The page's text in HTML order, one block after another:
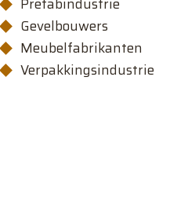
Gevelbouwers
Meubelfabrikanten
Verpakkingsindustrie